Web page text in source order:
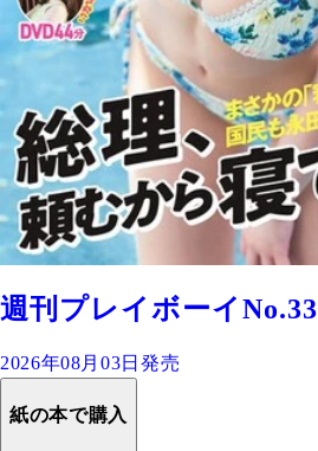
週刊プレイボーイNo.33
2026年08月03日発売
紙の本で購入